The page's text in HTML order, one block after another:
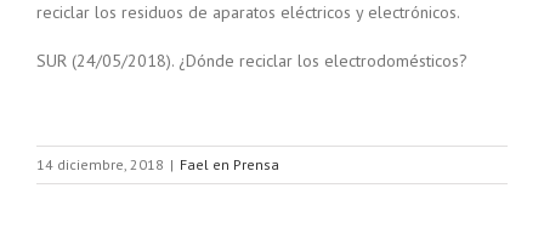
reciclar los residuos de aparatos eléctricos y electrónicos.
SUR (24/05/2018). ¿Dónde reciclar los electrodomésticos?
14 diciembre, 2018 | Fael en Prensa